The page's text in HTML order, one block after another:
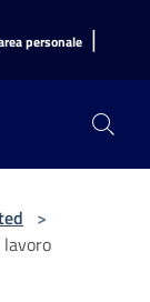
personale |
>
lavoro